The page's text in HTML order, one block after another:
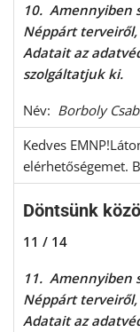
10. Amennyiben
Néppárt
Adatait az
szolgáltatjuk ki.
Név: Borboly
Kedves
elérhetőségemet.
Döntsünk
11 / 14
11. Amennyiben
Néppárt
Adatait az